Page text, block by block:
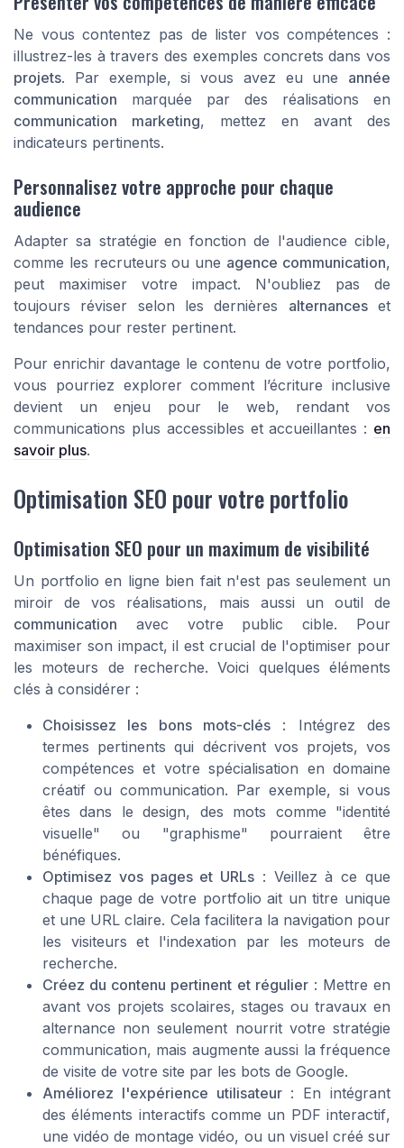
Ne vous contentez pas de lister vos compétences :
illustrez-les à travers des exemples concrets dans vos
projets. Par exemple, si vous avez eu une année
communication marquée par des réalisations en
communication marketing, mettez en avant des
indicateurs pertinents.
Personnalisez votre approche pour chaque
audience
Adapter sa stratégie en fonction de l'audience cible,
comme les recruteurs ou une agence communication,
peut maximiser votre impact. N'oubliez pas de
toujours réviser selon les dernières alternanceset
tendances pour rester pertinent.
Pour enrichir davantage le contenu de votre portfolio,
vous pourriez explorer comment l’écriture inclusive
devient un enjeu pour le web, rendant vos
communications plus accessibles et accueillantes : en
savoir plus.
Optimisation SEO pour votre portfolio
Optimisation SEO pour un maximum de visibilité
Un portfolio en ligne bien fait n'est pas seulement un
miroir de vos réalisations, mais aussi un outil de
communication avec votre public cible. Pour
maximiser son impact, il est crucial de l'optimiser pour
les moteurs de recherche. Voici quelques éléments
clés à considérer :
Choisissez les bons mots-clés : Intégrez des
termes pertinents qui décrivent vos projets, vos
compétences et votre spécialisation en domaine
créatif ou communication. Par exemple, si vous
êtes dans ledesign, des mots comme "identité
visuelle" ou "graphisme" pourraient être
bénéfiques.
Optimisez vos pages et URLs : Veillez à ce que
chaque page de votre portfolio ait un titre unique
et une URL claire. Cela facilitera la navigation pour
les visiteurs et l'indexation par les moteurs de
recherche.
Créez du contenu pertinent et régulier: Mettre en
avant vos projets scolaires,stages ou travaux en
alternance non seulement nourrit votre stratégie
communication, mais augmente aussi la fréquence
de visite de votre site par les bots de Google.
Améliorez l'expérience utilisateur: En intégrant
des éléments interactifs comme un PDF interactif,
une vidéo de montage vidéo, ou un visuel créé sur